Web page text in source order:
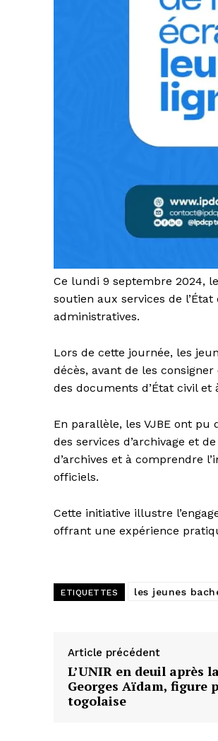
Ce lundi 9 septembre 2024,
soutien aux services de
administratives.
Lors de cette journée, les
décès, avant de les
des documents d’État civil
En parallèle, les VJBE ont
des services d’archivage et
d’archives et à comprendre
officiels.
Cette initiative illustre
offrant une expérience
ETIQUETTES les jeunes
Article précédent
L’UNIR en deuil après
Georges Aïdam, figure
togolaise